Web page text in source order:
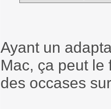
Ayant un
Mac, ça peut le
des occases